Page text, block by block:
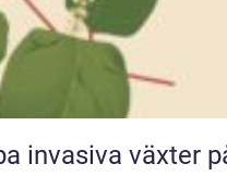
invasiva växter